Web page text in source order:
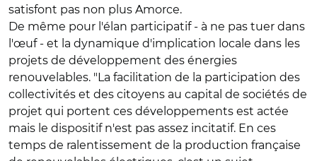
satisfont pas non plus Amorce.
De même pour l'élan participatif - à ne pas tuer dans
l'œuf - et la dynamique d'implication locale dans les
projets de développement des énergies
renouvelables. "La facilitation de la participation des
collectivités et des citoyens au capital de sociétés de
projet qui portent ces développements est actée
mais le dispositif n'est pas assez incitatif. En ces
temps de ralentissement de la production française